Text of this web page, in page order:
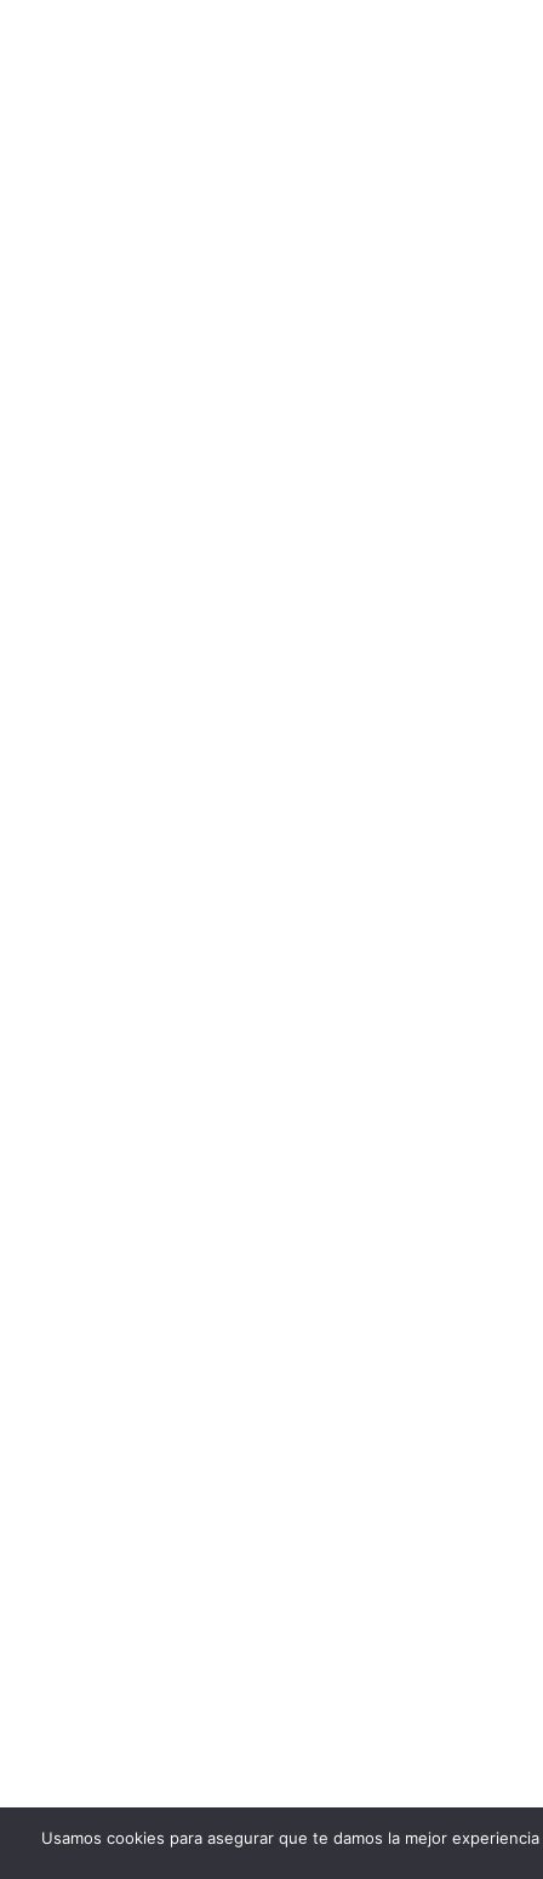
Usamos cookies para asegurar que te damos la mejor